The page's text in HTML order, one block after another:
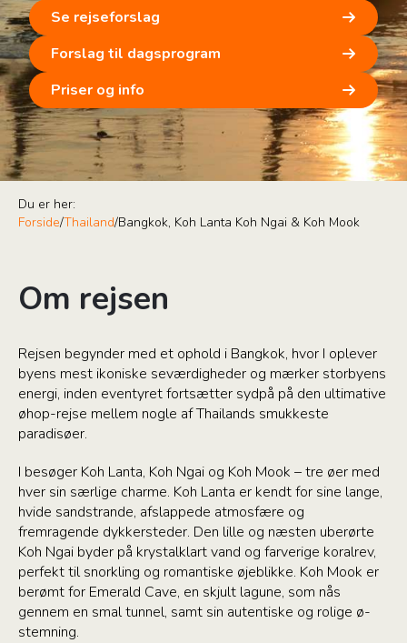
Se rejseforslag
Forslag til dagsprogram
Priser og info
Du er her:
Forside/Thailand/Bangkok, Koh Lanta Koh Ngai & Koh Mook
Om rejsen
Rejsen begynder med et ophold i Bangkok, hvor I oplever
byens mest ikoniske seværdigheder og mærker storbyens
energi, inden eventyret fortsætter sydpå på den ultimative
øhop-rejse mellem nogle af Thailands smukkeste
paradisøer.
I besøger Koh Lanta, Koh Ngai og Koh Mook – tre øer med
hver sin særlige charme. Koh Lanta er kendt for sine lange,
hvide sandstrande, afslappede atmosfære og
fremragende dykkersteder. Den lille og næsten uberørte
Koh Ngai byder på krystalklart vand og farverige koralrev,
perfekt til snorkling og romantiske øjeblikke. Koh Mook er
berømt for Emerald Cave, en skjult lagune, som nås
gennem en smal tunnel, samt sin autentiske og rolige ø-
stemning.